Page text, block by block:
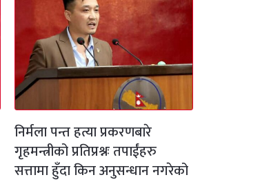
निर्मला पन्त हत्या प्रकरणबारे
गृहमन्त्रीको प्रतिप्रश्नः तपाईंहरु
सत्तामा हुँदा किन अनुसन्धान नगरेको